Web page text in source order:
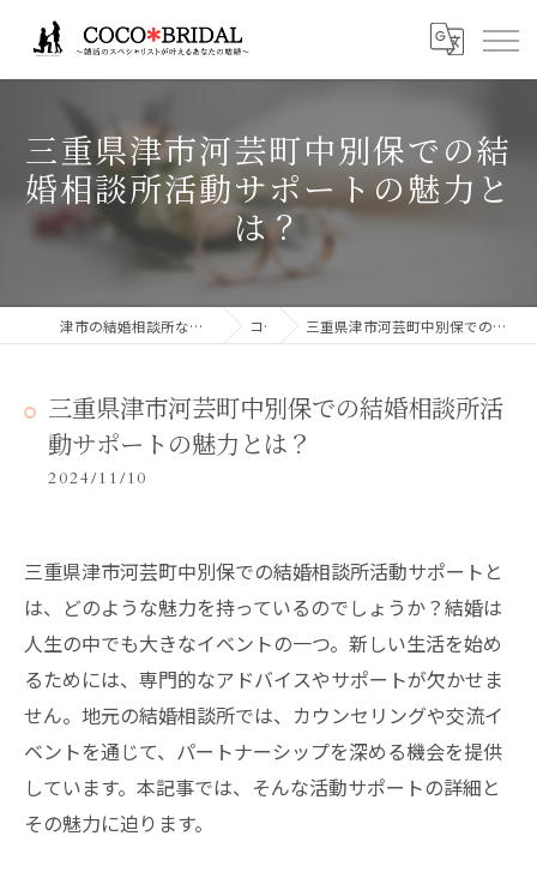
三重県津市河芸町中別保での結
婚相談所活動サポートの魅力と
は？
津市の結婚相談所ならCocoBridalココブライダル コラム 三重県津市河芸町中別保での結婚相談所活動サポートの魅力とは？
三重県津市河芸町中別保での結婚相談所活
動サポートの魅力とは？
2024/11/10
三重県津市河芸町中別保での結婚相談所活動サポートと
は、どのような魅力を持っているのでしょうか？結婚は
人生の中でも大きなイベントの一つ。新しい生活を始め
るためには、専門的なアドバイスやサポートが欠かせま
せん。地元の結婚相談所では、カウンセリングや交流イ
ベントを通じて、パートナーシップを深める機会を提供
しています。本記事では、そんな活動サポートの詳細と
その魅力に迫ります。